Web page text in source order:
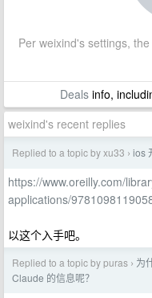
Per weixind's settings,
Dealsinfo,
weixind's recent replies
Replied to a topic by xu33 › ios
https://www.oreilly.com/
applications/
以这个入手吧。
Replied to a topic by puras › 为
Claude 的信息呢？